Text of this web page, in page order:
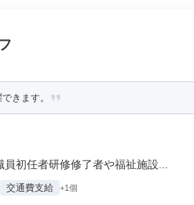
きます。
初任者研修修了者や福祉施設...
交通費支給 +1個